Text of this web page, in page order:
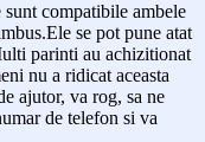
compatibile ambele
se pot pune atat
parinti au achizitionat
nu a ridicat aceasta
ajutor, va rog, sa ne
de telefon si va